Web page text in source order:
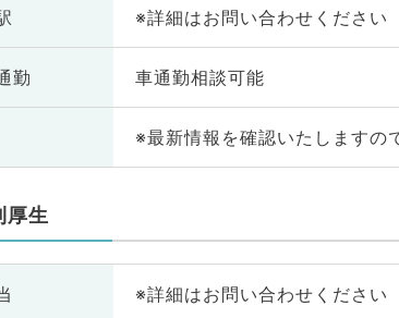
※詳細はお問い合わせください
勤 車通勤相談可能
※最新情報を確認いたしますの
厚生
※詳細はお問い合わせください